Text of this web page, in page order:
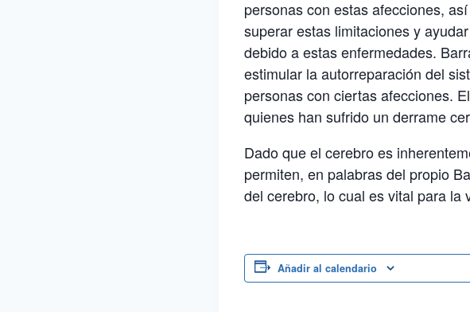
personas con estas afecciones,
superar estas limitaciones y
debido a estas enfermedades.
estimular la autorreparación del
personas con ciertas afecciones.
quienes han sufrido un derrame
Dado que el cerebro es
permiten, en palabras del propio
del cerebro, lo cual es vital para la
Añadir al calendario